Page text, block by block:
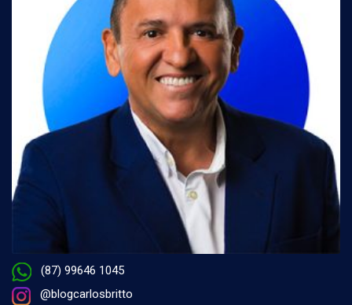
(87) 99646 1045
@blogcarlosbritto